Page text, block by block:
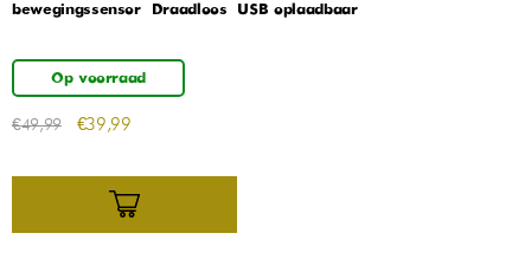
bewegingssensor – Draadloos – USB oplaadbaar
Op voorraad
€49,99 €39,99